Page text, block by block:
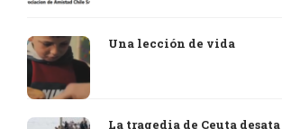
Una lección de vida
La tragedia de Ceuta